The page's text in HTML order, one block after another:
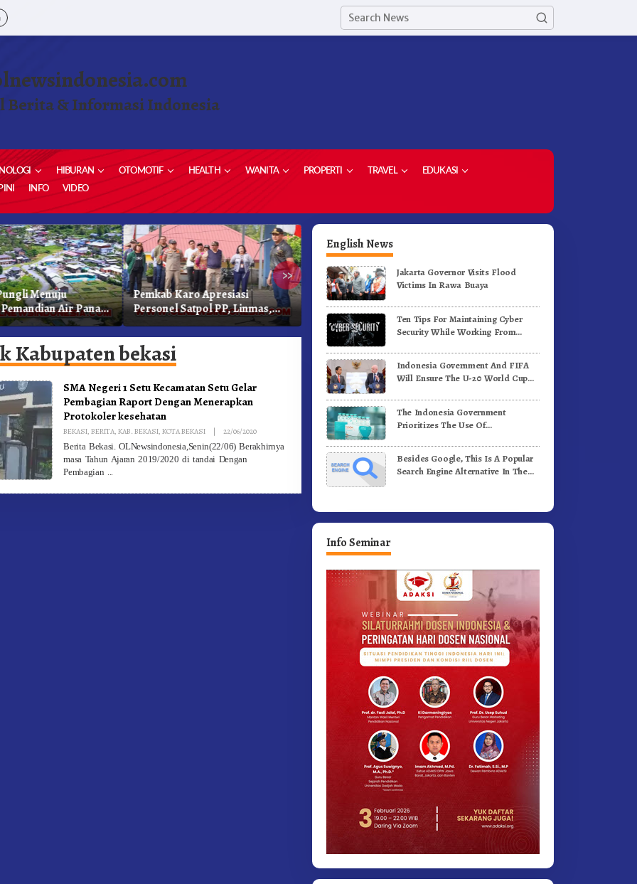
Berita & Informasi Indonesia
HIBURAN OTOMOTIF HEALTH WANITA PROPERTI TRAVEL
EDUKASI
INFO VIDEO
»
Menuju
Air Panas
Gunung – Doulu Foto
Pemkab Karo Apresiasi
Personel Satpol PP, Linmas,
Dan Pemadam Kebakaran
Gerak Jalan Tingkat SD dan
SMP Untuk Meriahkan HUT RI
Ke-81 Dibuka Sekda Karo
Karo Pimpin Laskar Biru
Bergerak.!
Kabupaten bekasi
SMA Negeri 1 Setu Kecamatan Setu Gelar
Pembagian Raport Dengan Menerapkan
Protokoler kesehatan
BEKASI,BERITA,KAB. BEKASI,KOTA BEKASI | 22/06/2020By
Berita Bekasi. OLNewsindonesia,Senin(22/06) Berakhirnya
masa Tahun Ajaran 2019/2020 di tandai Dengan
Pembagian
English News
Jakarta Governor Visits Flood
Victims In Rawa Buaya
Ten Tips For Maintaining Cyber
Security While Working From
Indonesia Government And FIFA
Will Ensure The U-20 World Cup
Standards
The Indonesia Government
Prioritizes The Use Of
Vaccines
Besides Google, This Is A Popular
Search Engine Alternative In The
Info Seminar